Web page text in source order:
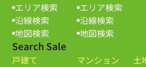
エリア検索
沿線検索
地図検索
エリア検索
沿線検索
地図検索
Search Sale
戸建て
マンション
土